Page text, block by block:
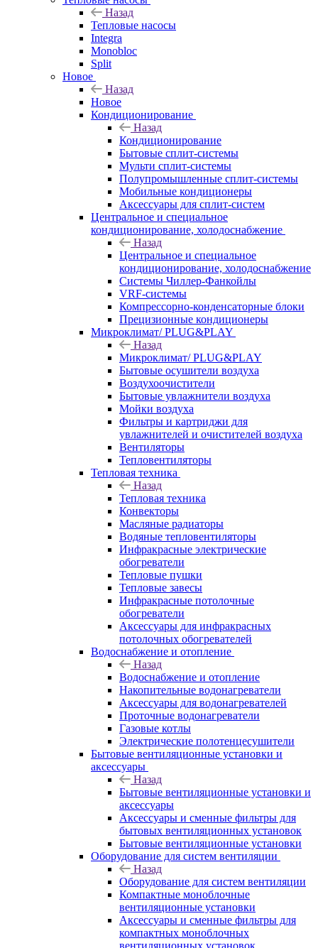
Назад
Тепловые насосы
Integra
Monobloc
Split
Новое
Назад
Новое
Кондиционирование
Назад
Кондиционирование
Бытовые сплит-системы
Мульти сплит-системы
Полупромышленные сплит-системы
Мобильные кондиционеры
Аксессуары для сплит-систем
Центральное и специальное
кондиционирование, холодоснабжение
Назад
Центральное и специальное
кондиционирование, холодоснабжение
Системы Чиллер-Фанкойлы
VRF-системы
Компрессорно-конденсаторные блоки
Прецизионные кондиционеры
Микроклимат/ PLUG&PLAY
Назад
Микроклимат/ PLUG&PLAY
Бытовые осушители воздуха
Воздухоочистители
Бытовые увлажнители воздуха
Мойки воздуха
Фильтры и картриджи для
увлажнителей и очистителей воздуха
Вентиляторы
Тепловентиляторы
Тепловая техника
Назад
Тепловая техника
Конвекторы
Масляные радиаторы
Водяные тепловентиляторы
Инфракрасные электрические
обогреватели
Тепловые пушки
Тепловые завесы
Инфракрасные потолочные
обогреватели
Аксессуары для инфракрасных
потолочных обогревателей
Водоснабжение и отопление
Назад
Водоснабжение и отопление
Накопительные водонагреватели
Аксессуары для водонагревателей
Проточные водонагреватели
Газовые котлы
Электрические полотенцесушители
Бытовые вентиляционные установки и
аксессуары
Назад
Бытовые вентиляционные установки и
аксессуары
Аксессуары и сменные фильтры для
бытовых вентиляционных установок
Бытовые вентиляционные установки
Оборудование для систем вентиляции
Назад
Оборудование для систем вентиляции
Компактные моноблочные
вентиляционные установки
Аксессуары и сменные фильтры для
компактных моноблочных
вентиляционных установок